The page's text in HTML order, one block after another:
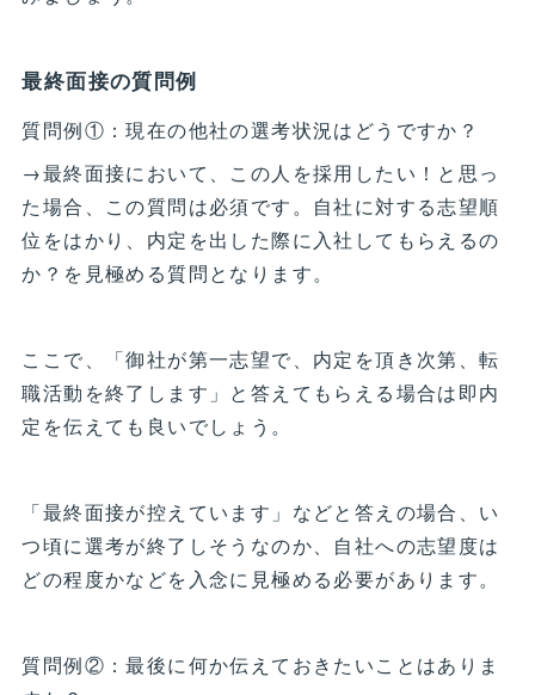
最終面接の質問例
質問例①：現在の他社の選考状況はどうですか？
→最終面接において、この人を採用したい！と思っ
た場合、この質問は必須です。自社に対する志望順
位をはかり、内定を出した際に入社してもらえるの
か？を見極める質問となります。
ここで、「御社が第一志望で、内定を頂き次第、転
職活動を終了します」と答えてもらえる場合は即内
定を伝えても良いでしょう。
「最終面接が控えています」などと答えの場合、い
つ頃に選考が終了しそうなのか、自社への志望度は
どの程度かなどを入念に見極める必要があります。
質問例②：最後に何か伝えておきたいことはありま